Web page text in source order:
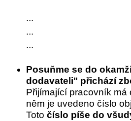
...
...
...
Posuňme se do
dodavateli" přichází
Přijímající pracovník
něm je uvedeno číslo
Toto číslo píše do